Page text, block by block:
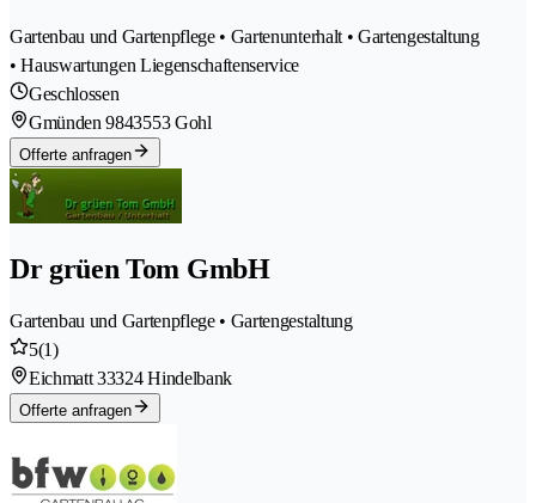
Gartenbau und Gartenpflege • Gartenunterhalt • Gartengestaltung
• Hauswartungen Liegenschaftenservice
Geschlossen
Gmünden 9843553 Gohl
Offerte anfragen
Dr grüen Tom GmbH
Gartenbau und Gartenpflege • Gartengestaltung
5(1)
Eichmatt 33324 Hindelbank
Offerte anfragen